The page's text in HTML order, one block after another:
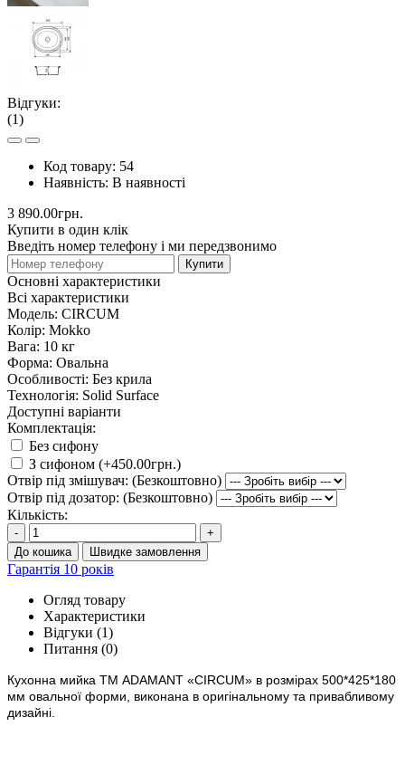
Відгуки:
(1)
Код товару: 54
Наявність: В наявності
3 890.00грн.
Купити в один клік
Введіть номер телефону і ми передзвонимо
Купити
Основні характеристики
Всі характеристики
Модель: CIRCUM
Колір: Mokko
Вага: 10 кг
Форма: Овальна
Особливості: Без крила
Технологія: Solid Surface
Доступні варіанти
Комплектація:
Без сифону
З сифоном (+450.00грн.)
Отвір під змішувач: (Безкоштовно)
Отвір під дозатор: (Безкоштовно)
Кількість:
-
+
До кошика
Швидке замовлення
Гарантія 10 років
Огляд товару
Характеристики
Відгуки (1)
Питання (0)
Кухонна мийка ТМ ADAMANT «CIRCUM» в розмірах 500*425*180
мм овальної форми, виконана в оригінальному та привабливому
дизайні.